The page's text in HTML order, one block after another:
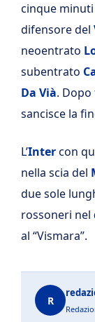
cinque minuti
difensore del
neoentrato
subentrato
Da Vià.
sancisce la
L’Intercon
nella scia del
due sole
rossoneri nel
al “Vismara”.
R